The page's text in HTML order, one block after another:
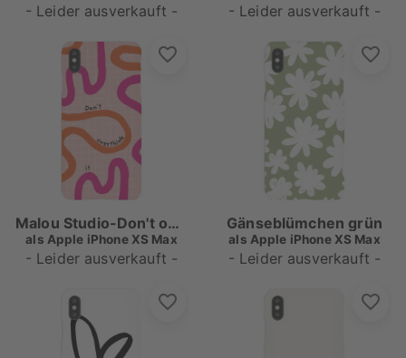
- Leider ausverkauft - - Leider ausverkauft -
Malou Studio-Don't overthink it
als Apple iPhone XS Max
- Leider ausverkauft -
Gänseblümchen grün
als Apple iPhone XS Max
- Leider ausverkauft -